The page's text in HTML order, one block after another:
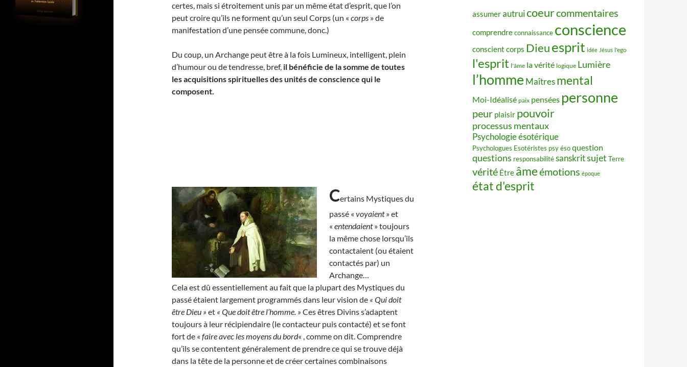
certes, mais si étroitement unis par un même état d’esprit, que l’on
peut croire qu’ils ne forment qu’un seul Corps (un « corps » de
manifestation d’une pensée commune, donc.)
Du coup, un Archange peut être à la fois Lumineux, intelligent, plein
d’humour ou de tendresse, bref, il bénéficie de la somme de toutes
les acquisitions spirituelles des unités de conscience qui le
composent.
Certains Mystiques du
passé « voyaient» et
« entendaient» toujours
la même chose lorsqu’ils
contactaient (ou étaient
contactés par) un
Archange…
Cela est dû essentiellement au fait que la plupart des Mystiques du
passé étaient largement programmés dans leur vision de « Qui doit
être Dieu » et « Que doit être l’homme. » Ces êtres Divins s’adaptent
toujours à leur récipiendaire (le contacteur puis contacté) et se font
fort de « faire avec les moyens du bord« , comme on dit. Comprendre
qu’ils se contentent généralement de prendre ce qui se trouve déjà
dans la tête de la personne et de créer certaines combinaisons
assumerautruicoeurcommentaires
comprendreconnaissance conscience
conscient corps Dieuesprit idée Jésus l'ego
l'esprit l'âme la vérité logique Lumière
l’homme Maîtres mental
Moi-Idéalisé paix pensées personne
peur plaisir pouvoir
processus mentaux
Psychologie ésotérique
Psychologues Esotéristes psy ésoquestion
questions responsabilitésanskritsujet Terre
vérité Être âmeémotions époque
état d'esprit